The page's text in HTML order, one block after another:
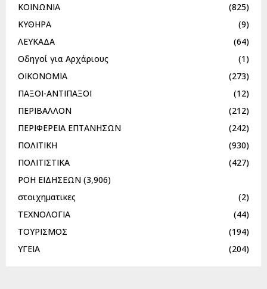
ΚΟΙΝΩΝΙΑ
(825)
ΚΥΘΗΡΑ
(9)
ΛΕΥΚΑΔΑ
(64)
Οδηγοί για Αρχάριους
(1)
ΟΙΚΟΝΟΜΙΑ
(273)
ΠΑΞΟΙ-ΑΝΤΙΠΑΞΟΙ
(12)
ΠΕΡΙΒΑΛΛΟΝ
(212)
ΠΕΡΙΦΕΡΕΙΑ ΕΠΤΑΝΗΣΩΝ
(242)
ΠΟΛΙΤΙΚΗ
(930)
ΠΟΛΙΤΙΣΤΙΚΑ
(427)
ΡΟΗ ΕΙΔΗΣΕΩΝ (3,906)
στοιχηματικες
(2)
ΤΕΧΝΟΛΟΓΙΑ
(44)
ΤΟΥΡΙΣΜΟΣ
(194)
ΥΓΕΙΑ
(204)